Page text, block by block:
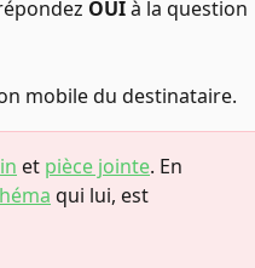
OUI à la question
mobile du destinataire.
et pièce jointe. En
qui lui, est